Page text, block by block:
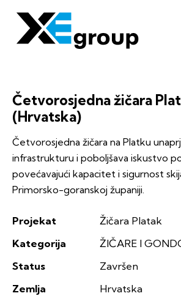
Četvorosjedna žičara
(Hrvatska)
Četvorosjedna žičara na Platku
infrastrukturu i poboljšava iskustvo
povećavajući kapacitet i sigurnost
Primorsko-goranskoj županiji.
Projekat
Žičara Platak
Kategorija
ŽIČARE I
Status
Završen
Zemlja
Hrvatska